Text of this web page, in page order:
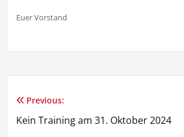
Euer Vorstand
Beitragsnavigation
Previous:
Kein Training am 31. Oktober 2024